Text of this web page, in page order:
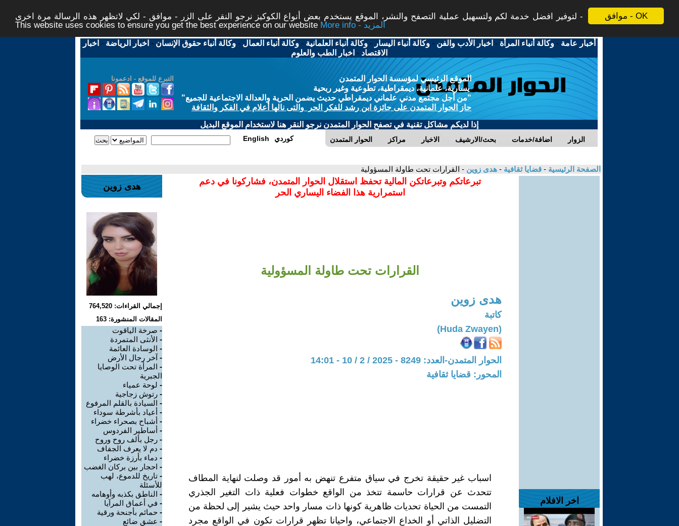
موافق - OK
لتوفير افضل خدمة لكم ولتسهيل عملية التصفح والنشر، الموقع يستخدم بعض أنواع الكوكيز نرجو النقر على الزر - موافق - لكي لاتظهر هذه الرسالة مرة اخرى -
This website uses cookies to ensure you get the best experience on our website
More info - المزيد
أخبار عامة -وكالة أنباء المرأة - اخبار الأدب والفن -وكالة أنباء اليسار -وكالة أنباء العلمانية -وكالة أنباء العمال -وكالة أنباء حقوق الإنسان - اخبار الرياضة - اخبار
الاقتصاد - اخبار الطب والعلوم
التبرع للموقع - ادعمونا
الموقع الرئيسي لمؤسسة الحوار المتمدن
يسارية، علمانية، ديمقراطية، تطوعية وغير ربحية
"من أجل مجتمع مدني علماني ديمقراطي حديث يضمن الحرية والعدالة الاجتماعية للجميع"
حاز الحوار المتمدن على جائزة ابن رشد للفكر الحر والتى نالها أعلام في الفكر والثقافة
إذا لديكم مشاكل تقنية في تصفح الحوار المتمدن نرجو النقر هنا لاستخدام الموقع البديل
الحوار المتمدن مراكز الاخبار بحث/الارشيف اضافة/خدمات الزوار English كوردي
الصفحة الرئيسية - قضايا ثقافية - هدى زوين - القرارات تحت طاولة المسؤولية
اخر الافلام
تبرعاتكم وتبرعاتكن المالية تحفظ استقلال الحوار المتمدن، فشاركونا في دعم
استمرارية هذا الفضاء اليساري الحر
القرارات تحت طاولة المسؤولية
هدى زوين
كاتبة
(Huda Zwayen)
الحوار المتمدن-العدد: 8249 - 2025 / 2 / 10 - 14:01
المحور: قضايا ثقافية
اسباب غير حقيقة تخرج في سياق متفرع تنهض به أمور قد وصلت لنهاية المطاف
تتحدث عن قرارات حاسمة تتخذ من الواقع خطوات فعلية ذات التغير الجذري
التمست من الحياة تحديات ظاهرية كونها ذات مسار واحد حيث يشير إلى لحظة من
التضليل الذاتي أو الخداع الاجتماعي، واحيانا تظهر قرارات تكون في الواقع مجرد
هدى زوين
إجمالي القراءات: 764,520
المقالات المنشورة: 163
- صرخة الياقوت
- الأنثى المتمردة
- الوسادة العائمة
- آخر رجال الأرض
- المرأة تحت الوصايا
الجبرية
- لوحة عمياء
- رتوش زجاجية
- السيادة بالقلم المرفوع
- أعياد بأشرطة سوداء
- أشباح بصحراء خضراء
- أساطير الفردوس
- رجل بألف روح وروح
- دم لا يعرف الجفاف
- دماء بأرزة خضراء
- احجار بين بركان الغضب
- تاريخ للدموع، لهب
للأسئلة
- الناطق بكذبه وأوهامه
- في أعماق المرآيا
- حمائم بأجنحة ورقية
- عشق ضائع